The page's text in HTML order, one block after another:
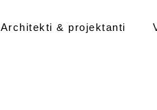
Architekti & projektanti